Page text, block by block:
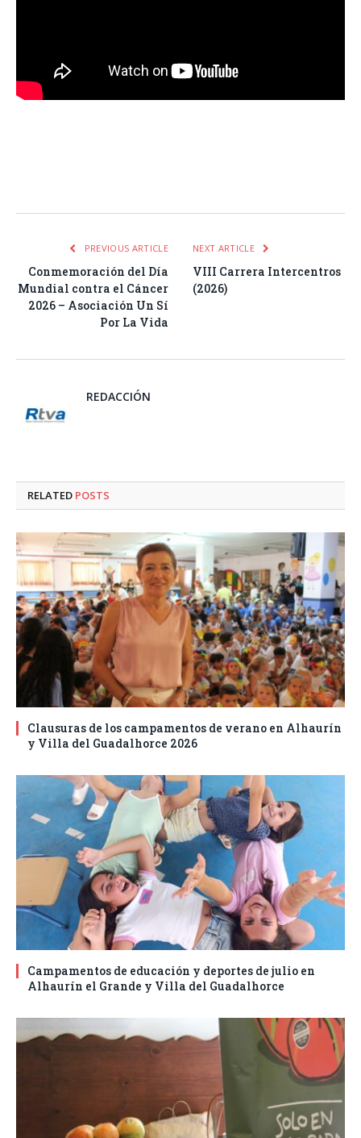
PREVIOUS ARTICLE
Conmemoración del Día
Mundial contra el Cáncer
2026 – Asociación Un Sí
Por La Vida
NEXT ARTICLE
VIII Carrera Intercentros
(2026)
REDACCIÓN
RELATED POSTS
Clausuras de los campamentos de verano en Alhaurín
y Villa del Guadalhorce 2026
Campamentos de educación y deportes de julio en
Alhaurín el Grande y Villa del Guadalhorce